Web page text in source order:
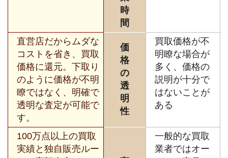
時
間
直営店だからムダな
コストを省き、買取
価格に還元。下取り
のように価格が不明
瞭ではなく、明確で
透明な査定が可能で
す。
価
格
の
透
明
性
買取価格が不
明瞭な場合が
多く、価格の
説明が十分で
はないことが
ある
100万点以上の買取
実績と独自販売ルー
一般的な買取
業者ではオー